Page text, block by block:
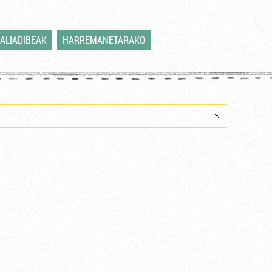
HARREMANETARAKO